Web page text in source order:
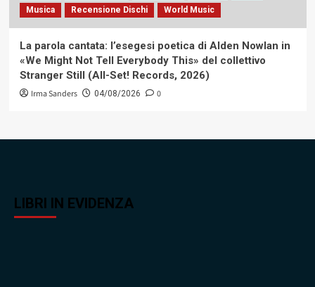
Musica
Recensione Dischi World Music
La parola cantata: l’esegesi poetica di Alden Nowlan in
«We Might Not Tell Everybody This» del collettivo
Stranger Still (All-Set! Records, 2026)
Irma Sanders 04/08/2026 0
LIBRI IN EVIDENZA